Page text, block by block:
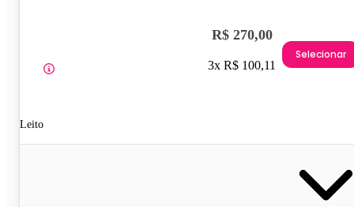
Leito
R$ 270,00
3x R$ 100,11
Selecionar